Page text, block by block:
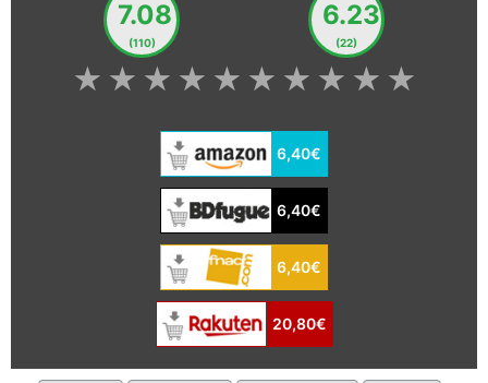
7.08
(110)
6.23
(22)
★
★
★
★
★
★
★
★
★
★
6,40€
6,40€
6,40€
20,80€